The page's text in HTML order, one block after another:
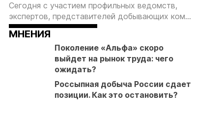
Сегодня с участием профильных ведомств,
экспертов, представителей добывающих ком...
МНЕНИЯ
Поколение «Альфа» скоро
выйдет на рынок труда: чего
ожидать?
Россыпная добыча России сдает
позиции. Как это остановить?